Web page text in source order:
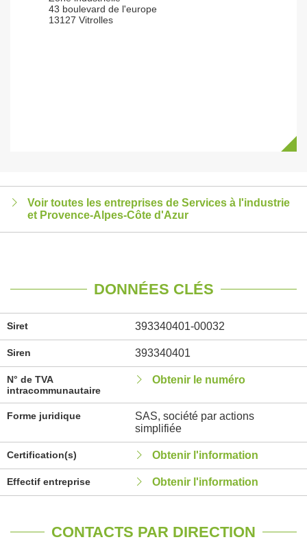
43 boulevard de l'europe
13127 Vitrolles
Voir toutes les entreprises de Services à l'industrie
et Provence-Alpes-Côte d'Azur
DONNÉES CLÉS
Siret 393340401-00032
Siren 393340401
N° de TVA
intracommunautaire
Obtenir le numéro
Forme juridique
SAS, société par actions
simplifiée
Certification(s) Obtenir l'information
Effectif entreprise Obtenir l'information
CONTACTS PAR DIRECTION